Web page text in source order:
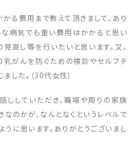
る費用まで教えて頂きまして、あり
な病気でも重い費用はかかると思い
直し等を行いたいと思います。又、
乳がんを防ぐための検診やセルフチ
した。（30代女性）
ししていただき、職場や周りの家族
のかが、なんとなくというレベルで
に思います。ありがとうございまし